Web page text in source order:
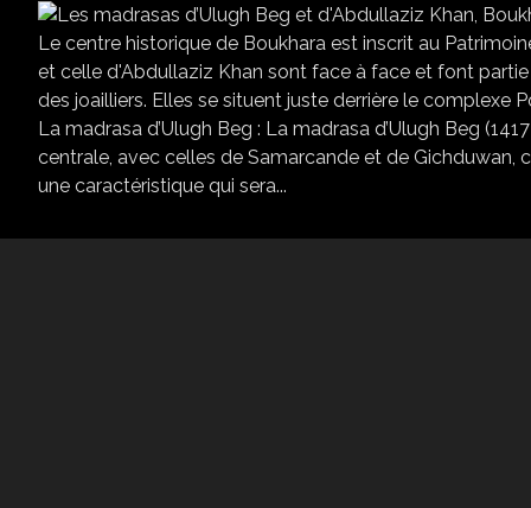
Le centre historique de Boukhara est inscrit au
et celle d'Abdullaziz Khan sont face à face et font
des joailliers. Elles se situent juste derrière le complexe
La madrasa d’Ulugh Beg : La madrasa d’Ulugh Beg
centrale, avec celles de Samarcande et de
une caractéristique qui sera...